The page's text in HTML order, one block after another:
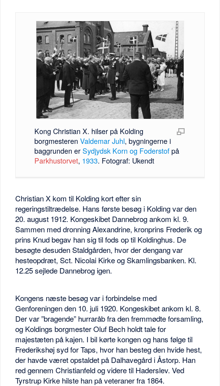
Kong Christian X. hilser på Kolding
borgmesteren Valdemar Juhl, bygningerne i
baggrunden erSydjydsk Korn og Foderstofpå
Parkhustorvet, 1933. Fotograf: Ukendt
Christian X kom til Kolding kort efter sin
regeringstiltrædelse. Hans første besøg i Kolding var den
20. august 1912. Kongeskibet Dannebrog ankom kl. 9.
Sammen med dronning Alexandrine, kronprins Frederik og
prins Knud begav han sig til fods op til Koldinghus. De
besøgte desuden Staldgården, hvor der dengang var
hesteopdræt, Sct. Nicolai Kirke og Skamlingsbanken. Kl.
12.25 sejlede Dannebrog igen.
Kongens næste besøg var i forbindelse med
Genforeningen den 10. juli 1920. Kongeskibet ankom kl. 8.
Der var ”bragende” hurraråb fra den fremmødte forsamling,
og Koldings borgmester Oluf Bech holdt tale for
majestæten på kajen. I bil kørte kongen og hans følge til
Frederikshøj syd for Taps, hvor han besteg den hvide hest,
der havde været opstaldet på Dalhavegård i Åstorp. Han
red gennem Christianfeld og videre til Haderslev. Ved
Tyrstrup Kirke hilste han på veteraner fra 1864.